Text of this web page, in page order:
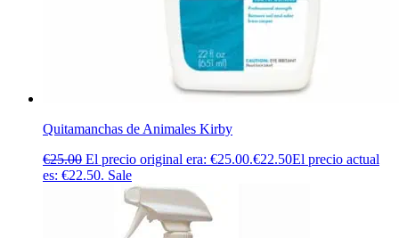
Quitamanchas de Animales Kirby
€25.00 El precio original era: €25.00.€22.50El precio actual
es: €22.50. Sale